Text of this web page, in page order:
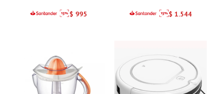
$ 995 $ 1.544